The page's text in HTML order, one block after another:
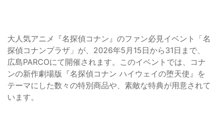
大人気アニメ『名探偵コナン』のファン必見イベント「名
探偵コナンプラザ」が、2026年5月15日から31日まで、
広島PARCOにて開催されます。このイベントでは、コナ
ンの新作劇場版『名探偵コナン ハイウェイの堕天使』を
テーマにした数々の特別商品や、素敵な特典が用意されて
います。